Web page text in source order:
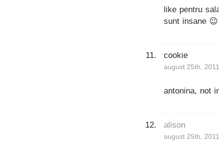
like pentru
sunt insane
cookie
august 25th,
antonina, not
alison
august 25th,